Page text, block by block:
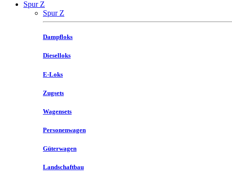
Spur Z
Spur Z
Dampfloks
Dieselloks
E-Loks
Zugsets
Wagensets
Personenwagen
Güterwagen
Landschaftbau